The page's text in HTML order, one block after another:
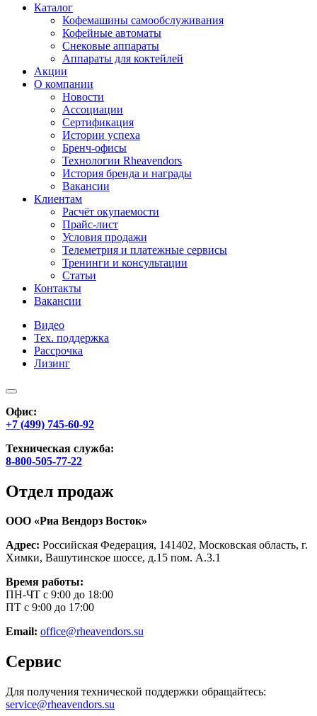
Каталог
Кофемашины самообслуживания
Кофейные автоматы
Снековые аппараты
Аппараты для коктейлей
Акции
О компании
Новости
Ассоциации
Сертификация
Истории успеха
Бренч-офисы
Технологии Rheavendors
История бренда и награды
Вакансии
Клиентам
Расчёт окупаемости
Прайс-лист
Условия продажи
Телеметрия и платежные сервисы
Тренинги и консультации
Статьи
Контакты
Вакансии
Видео
Тех. поддержка
Рассрочка
Лизинг
Офис:
+7 (499) 745-60-92
Техническая служба:
8-800-505-77-22
Отдел продаж
ООО «Риа Вендорз Восток»
Адрес: Российская Федерация, 141402, Московская область, г.
Химки, Вашутинское шоссе, д.15 пом. А.3.1
Время работы:
ПН-ЧТ с 9:00 до 18:00
ПТ с 9:00 до 17:00
Email: office@rheavendors.su
Сервис
Для получения технической поддержки обращайтесь:
service@rheavendors.su